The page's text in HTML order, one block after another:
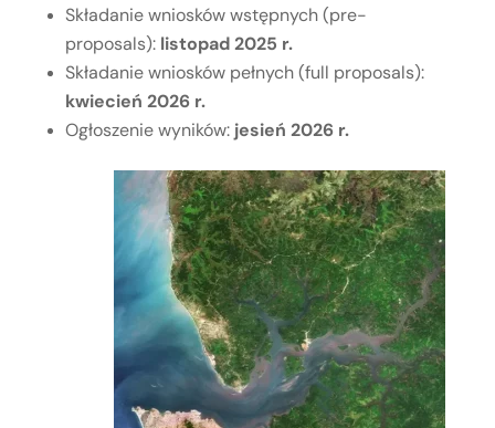
Składanie wniosków wstępnych (pre-
proposals): listopad 2025 r.
Składanie wniosków pełnych (full proposals):
kwiecień 2026 r.
Ogłoszenie wyników: jesień 2026 r.